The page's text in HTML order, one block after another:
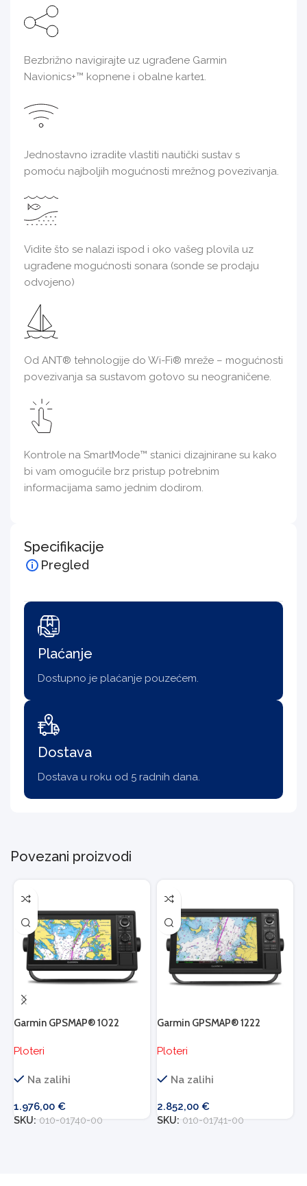
Bezbrižno navigirajte uz ugrađene Garmin
Navionics+™ kopnene i obalne karte1.
Jednostavno izradite vlastiti nautički sustav s
pomoću najboljih mogućnosti mrežnog povezivanja.
Vidite što se nalazi ispod i oko vašeg plovila uz
ugrađene mogućnosti sonara (sonde se prodaju
odvojeno)
Od ANT® tehnologije do Wi-Fi® mreže – mogućnosti
povezivanja sa sustavom gotovo su neograničene.
Kontrole na SmartMode™ stanici dizajnirane su kako
bi vam omogućile brz pristup potrebnim
informacijama samo jednim dodirom.
Specifikacije
Pregled
Plaćanje
Dostupno je plaćanje pouzećem.
Dostava
Dostava u roku od 5 radnih dana.
Povezani proizvodi
Garmin GPSMAP® 1022
Ploteri
Na zalihi
1.976,00 €
SKU: 010-01740-00
Garmin GPSMAP® 1222
Ploteri
Na zalihi
2.852,00 €
SKU: 010-01741-00